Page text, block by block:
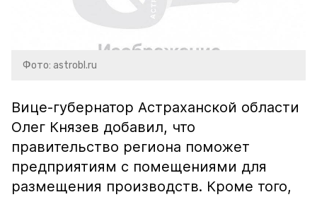
Фото: astrobl.ru
Вице-губернатор Астраханской области
Олег Князев добавил, что
правительство региона поможет
предприятиям с помещениями для
размещения производств. Кроме того,